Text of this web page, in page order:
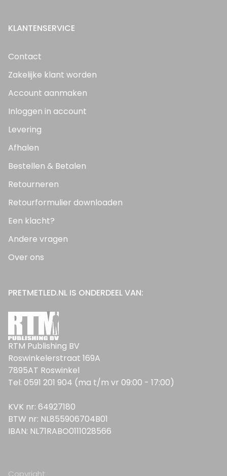
KLANTENSERVICE
Contact
Zakelijke klant worden
Account aanmaken
Inloggen in account
Levering
Afhalen
Bestellen & Betalen
Retourneren
Retourformulier downloaden
Een klacht?
Andere vragen
Over ons
PRETMETLED.NL IS ONDERDEEL VAN:
RTM Publishing BV
Roswinkelerstraat 169A
7895AT Roswinkel
Tel: 0591 201 904 (ma t/m vr 09:00 - 17:00)
KVK nr: 64927180
BTW nr: NL855906704B01
IBAN: NL71RABO0111028566
Copyright